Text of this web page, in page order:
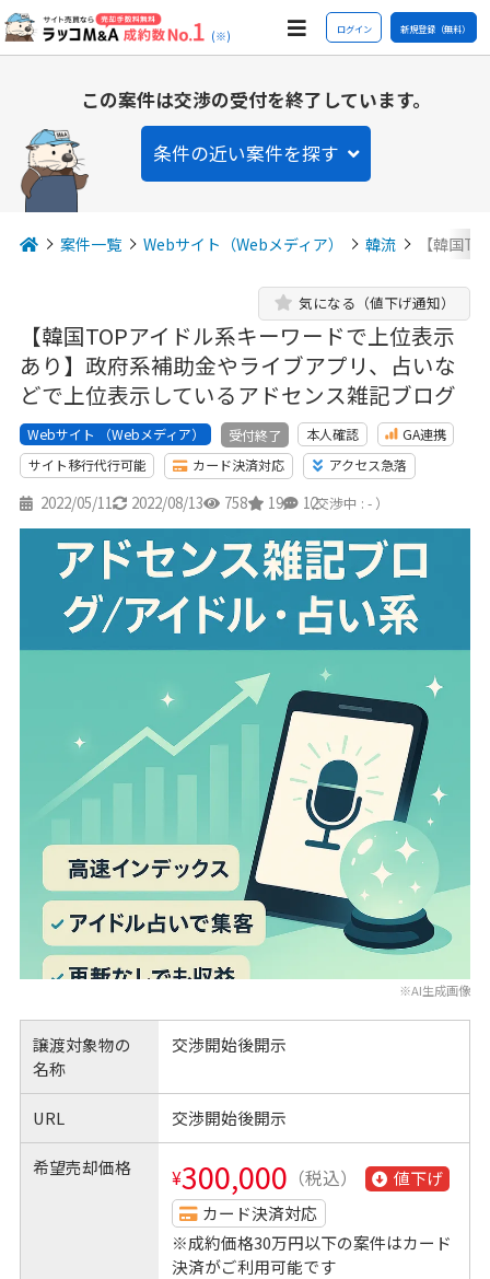
(※) ログイン 新規登録（無料）
この案件は交渉の受付を終了しています。
条件の近い案件を探す
案件一覧 Webサイト（Webメディア） 韓流 【韓国
【韓国TOPアイドル系キーワードで上位表示
あり】政府系補助金やライブアプリ、占いな
どで上位表示しているアドセンス雑記ブログ
気になる（値下げ通知）
Webサイト （Webメディア） 受付終了 本人確認
GA連携
サイト移行代行可能
カード決済対応 アクセス急落
2022/05/11 2022/08/13 758 19 12
（交渉中 : - ）
※AI生成画像
譲渡対象物の
名称
交渉開始後開示
URL 交渉開始後開示
希望売却価格 ¥300,000 （税込）
値下げ
カード決済対応
※成約価格30万円以下の案件はカード
決済がご利用可能です